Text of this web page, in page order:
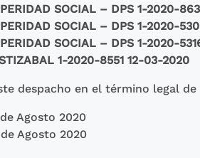
SOCIAL – DPS 1-2020-
SOCIAL – DPS 1-2020-
SOCIAL – DPS 1-2020-
1-2020-8551 12-03-2020
despacho en el término legal
Agosto 2020
Agosto 2020